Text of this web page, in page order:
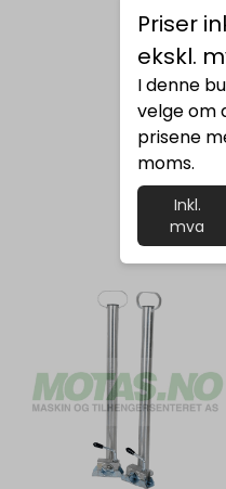
Priser
ekskl.
I denne
velge om
prisene
moms.
Inkl.
mva